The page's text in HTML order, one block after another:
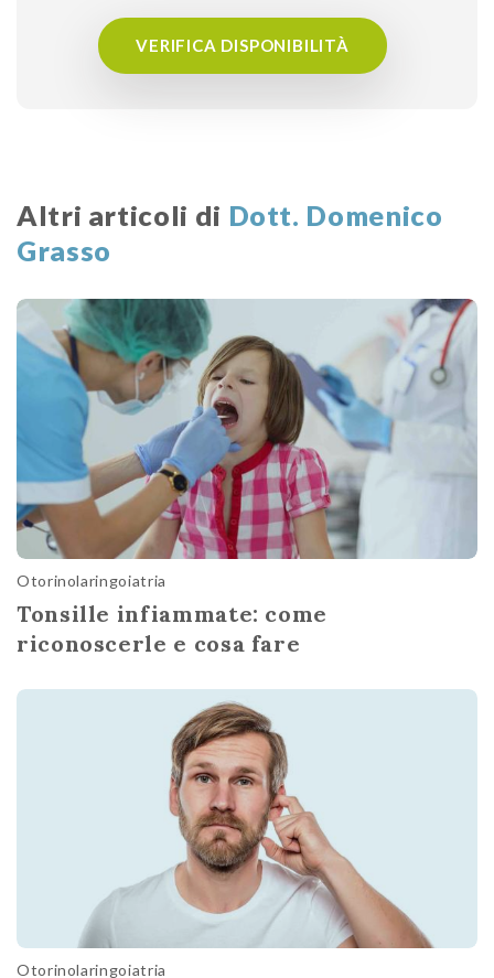
VERIFICA DISPONIBILITÀ
Altri articoli di Dott. Domenico
Grasso
Otorinolaringoiatria
Tonsille infiammate: come
riconoscerle e cosa fare
Otorinolaringoiatria